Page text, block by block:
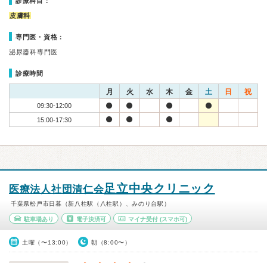
皮膚科
専門医・資格：
泌尿器科専門医
診療時間
月 火 水 木 金 土 日 祝
09:30-12:00
15:00-17:30
医療法人社団清仁会足立中央クリニック
千葉県松戸市日暮（新八柱駅（八柱駅）、みのり台駅）
駐車場あり 電子決済可 マイナ受付 (スマホ可)
土曜（〜13:00） 朝（8:00〜）